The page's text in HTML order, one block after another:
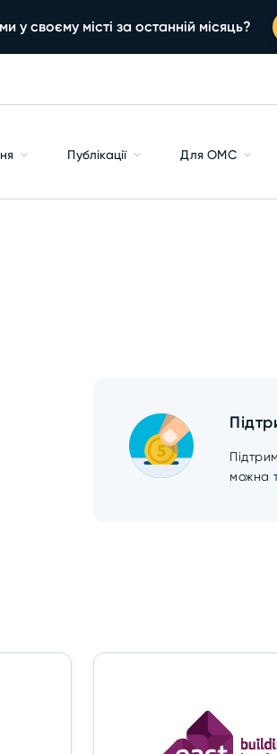
у своєму місті за останній місяць?
Публікації Для ОМС
можна